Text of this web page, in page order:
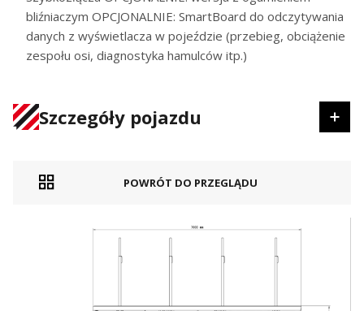
bliźniaczym OPCJONALNIE: SmartBoard do odczytywania
danych z wyświetlacza w pojeździe (przebieg, obciążenie
zespołu osi, diagnostyka hamulców itp.)
Szczegóły pojazdu
POWRÓT DO PRZEGLĄDU